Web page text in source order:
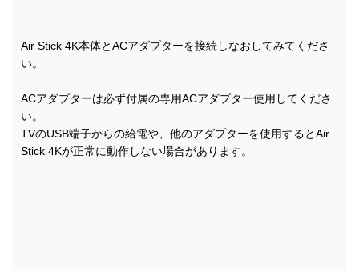
Air Stick 4K本体とACアダプターを接続しなおしてみてくださ
い。
ACアダプターは必ず付属の専用ACアダプター使用してくださ
い。
TVのUSB端子からの給電や、他のアダプターを使用するとAir
Stick 4Kが正常に動作しない場合があります。